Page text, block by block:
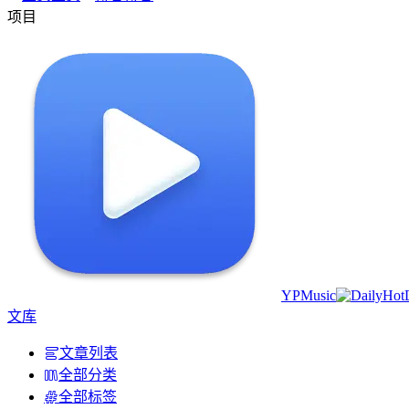
项目
YPMusic
文库
文章列表
全部分类
全部标签